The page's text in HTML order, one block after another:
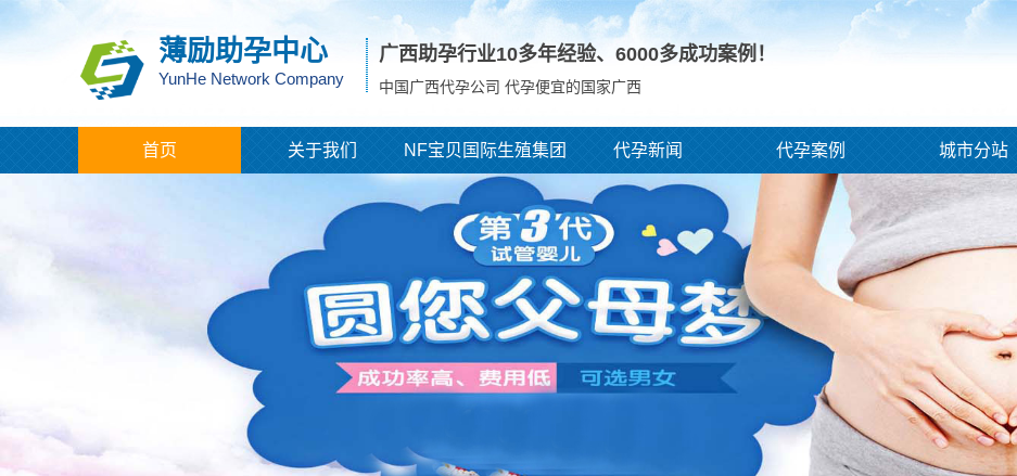
薄励助孕中心
YunHe Network Company
广西助孕行业10多年经验、 6000多成功案例！
中国广西代孕公司 代孕便宜的国家广西
首页 关于我们 NF宝贝国际生殖集团 代孕新闻 代孕案例 城市分站